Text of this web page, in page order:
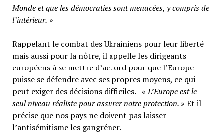
Monde et que les démocraties sont menacées, y compris de
l’intérieur. »
Rappelant le combat des Ukrainiens pour leur liberté
mais aussi pour la nôtre, il appelle les dirigeants
européens à se mettre d’accord pour que l’Europe
puisse se défendre avec ses propres moyens, ce qui
peut exiger des décisions difficiles. «L’Europe est le
seul niveau réaliste pour assurer notre protection. » Et il
précise que nos pays ne doivent pas laisser
l’antisémitisme les gangréner.